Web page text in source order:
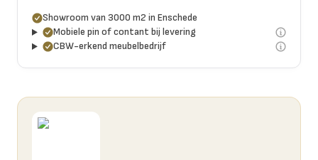
Showroom van 3000 m2 in Enschede
Mobiele pin of contant bij levering
CBW-erkend meubelbedrijf